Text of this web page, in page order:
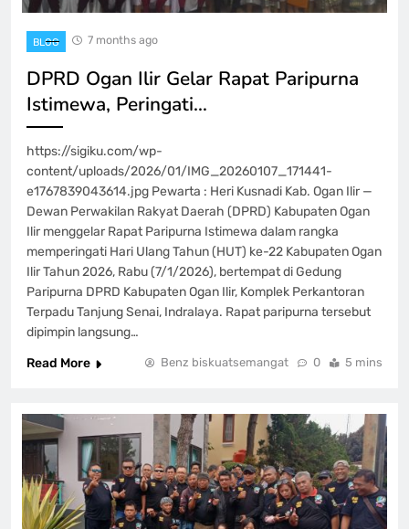
BLOG 7 months ago
DPRD Ogan Ilir Gelar Rapat Paripurna
Istimewa, Peringati…
https://sigiku.com/wp-
content/uploads/2026/01/IMG_20260107_171441-
e1767839043614.jpg Pewarta : Heri Kusnadi Kab. Ogan Ilir —
Dewan Perwakilan Rakyat Daerah (DPRD) Kabupaten Ogan
Ilir menggelar Rapat Paripurna Istimewa dalam rangka
memperingati Hari Ulang Tahun (HUT) ke-22 Kabupaten Ogan
Ilir Tahun 2026, Rabu (7/1/2026), bertempat di Gedung
Paripurna DPRD Kabupaten Ogan Ilir, Komplek Perkantoran
Terpadu Tanjung Senai, Indralaya. Rapat paripurna tersebut
dipimpin langsung…
Read More
Benz biskuatsemangat 0 5 mins